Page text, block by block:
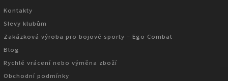
Kontakty
Slevy klubům
Zakázková výroba pro bojové sporty – Ego Combat
Blog
Rychlé vrácení nebo výměna zboží
Obchodní podmínky